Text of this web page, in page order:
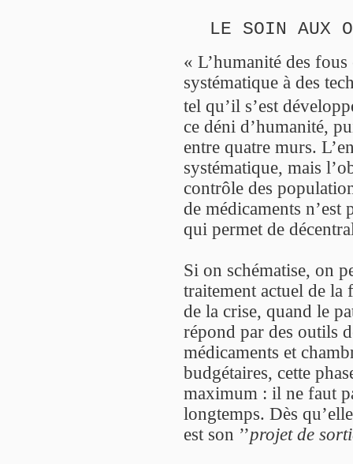
LE SOIN AUX
« L’humanité des
systématique à des
tel qu’il s’est
ce déni d’humanité,
entre quatre murs.
systématique, mais
contrôle des
de médicaments
qui permet de
Si on schématise, on
traitement actuel de la
de la crise, quand le
répond par des outils
médicaments et
budgétaires, cette
maximum : il ne faut
longtemps. Dès
est son ’’projet de